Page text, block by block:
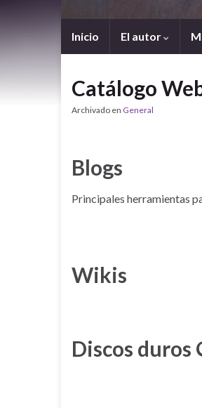
Inicio El autor
Catálogo
Archivado en General
Blogs
Principales herramientas
Wikis
Discos duros